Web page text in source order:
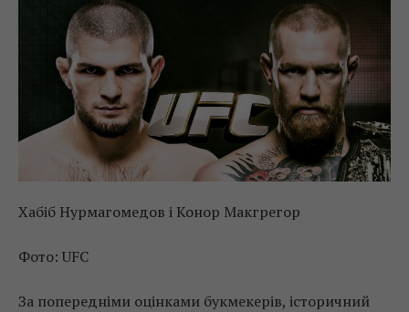
Хабіб Нурмагомедов і Конор Макгрегор
Фото: UFC
За попередніми оцінками букмекерів, історичний